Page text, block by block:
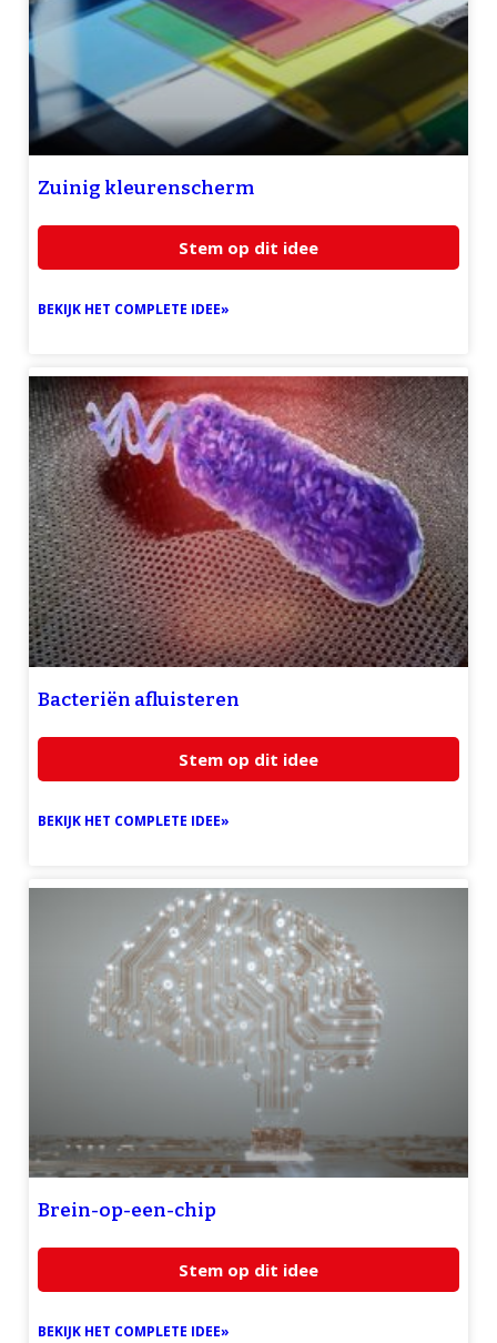
Zuinig kleurenscherm
Stem op dit idee
BEKIJK HET COMPLETE IDEE»
Bacteriën afluisteren
Stem op dit idee
BEKIJK HET COMPLETE IDEE»
Brein-op-een-chip
Stem op dit idee
BEKIJK HET COMPLETE IDEE»